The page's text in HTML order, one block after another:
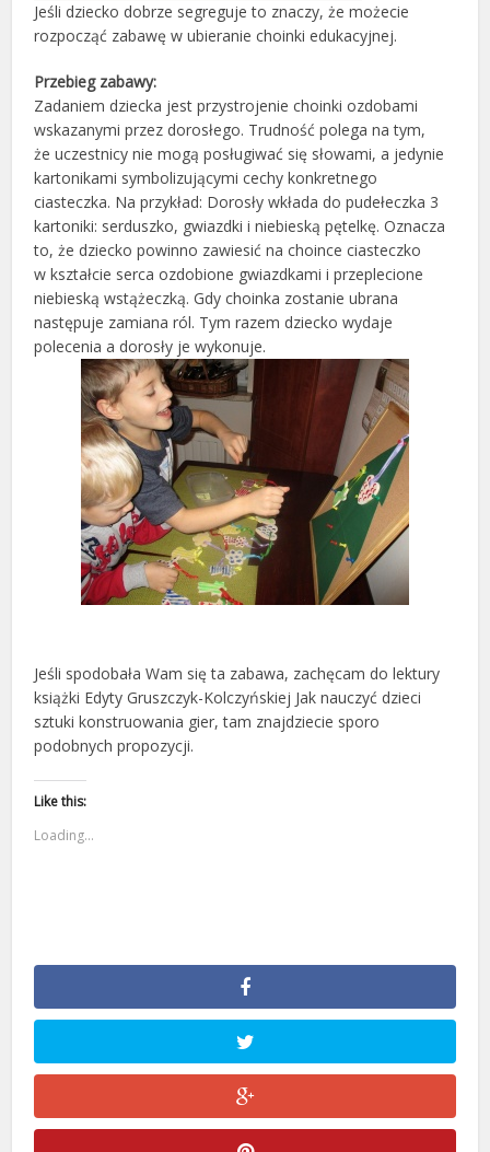
Jeśli dziecko dobrze segreguje to znaczy, że możecie
rozpocząć zabawę w ubieranie choinki edukacyjnej.
Przebieg zabawy:
Zadaniem dziecka jest przystrojenie choinki ozdobami
wskazanymi przez dorosłego. Trudność polega na tym,
że uczestnicy nie mogą posługiwać się słowami, a jedynie
kartonikami symbolizującymi cechy konkretnego
ciasteczka. Na przykład: Dorosły wkłada do pudełeczka 3
kartoniki: serduszko, gwiazdki i niebieską pętelkę. Oznacza
to, że dziecko powinno zawiesić na choince ciasteczko
w kształcie serca ozdobione gwiazdkami i przeplecione
niebieską wstążeczką. Gdy choinka zostanie ubrana
następuje zamiana ról. Tym razem dziecko wydaje
polecenia a dorosły je wykonuje.
Jeśli spodobała Wam się ta zabawa, zachęcam do lektury
książki Edyty Gruszczyk-Kolczyńskiej Jak nauczyć dzieci
sztuki konstruowania gier, tam znajdziecie sporo
podobnych propozycji.
Like this:
Loading...